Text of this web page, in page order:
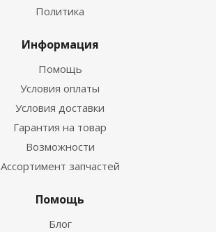
Политика
Информация
Помощь
Условия оплаты
Условия доставки
Гарантия на товар
Возможности
Ассортимент запчастей
Помощь
Блог